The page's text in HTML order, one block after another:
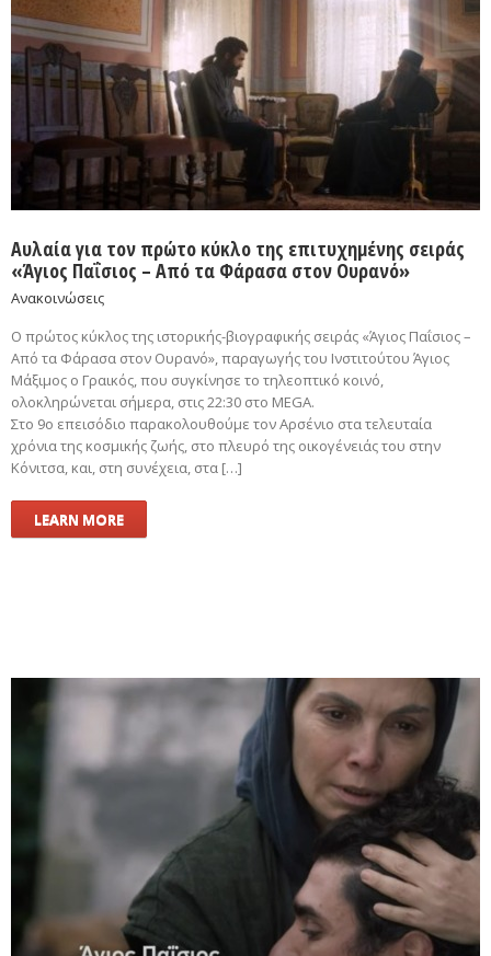
Αυλαία για τον πρώτο κύκλο της επιτυχημένης σειράς
«Άγιος Παΐσιος – Από τα Φάρασα στον Ουρανό»
Ανακοινώσεις
Ο πρώτος κύκλος της ιστορικής-βιογραφικής σειράς «Άγιος Παΐσιος –
Από τα Φάρασα στον Ουρανό», παραγωγής του Ινστιτούτου Άγιος
Μάξιμος ο Γραικός, που συγκίνησε το τηλεοπτικό κοινό,
ολοκληρώνεται σήμερα, στις 22:30 στο MEGA.
Στο 9ο επεισόδιο παρακολουθούμε τον Αρσένιο στα τελευταία
χρόνια της κοσμικής ζωής, στο πλευρό της οικογένειάς του στην
Κόνιτσα, και, στη συνέχεια, στα […]
LEARN MORE